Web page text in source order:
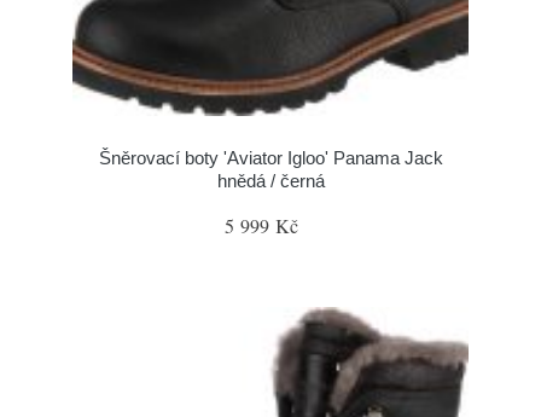
Šněrovací boty 'Aviator Igloo' Panama Jack
hnědá / černá
5 999 Kč